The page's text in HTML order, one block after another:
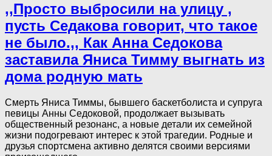
,,Просто выбросили на улицу ,
пусть Седакова говорит, что такое
не было.,, Как Анна Седокова
заставила Яниса Тимму выгнать из
дома родную мать
Смерть Яниса Тиммы, бывшего баскетболиста и супруга
певицы Анны Седоковой, продолжает вызывать
общественный резонанс, а новые детали их семейной
жизни подогревают интерес к этой трагедии. Родные и
друзья спортсмена активно делятся своими версиями